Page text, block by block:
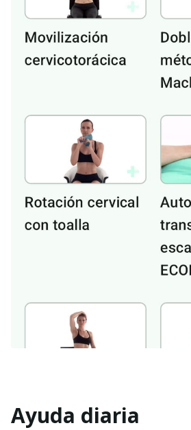
Ayuda diaria